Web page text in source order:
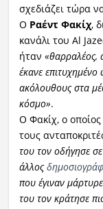
σχεδιάζει τώρα
Ο Ραέντ Φακίχ,
κανάλι του Al
ήταν «θαρραλέος,
έκανε επιτυχημένο
ακόλουθους στα
κόσμο».
Ο Φακίχ, ο οποίος
τους
του τον οδήγησε
άλλος
που έγιναν
του τον κράτησε